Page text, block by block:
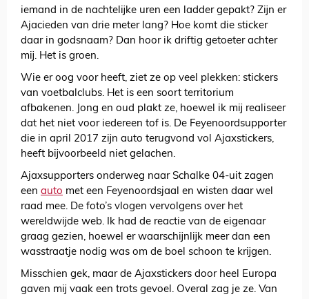
iemand in de nachtelijke uren een ladder gepakt? Zijn er
Ajacieden van drie meter lang? Hoe komt die sticker
daar in godsnaam? Dan hoor ik driftig getoeter achter
mij. Het is groen.
Wie er oog voor heeft, ziet ze op veel plekken: stickers
van voetbalclubs. Het is een soort territorium
afbakenen. Jong en oud plakt ze, hoewel ik mij realiseer
dat het niet voor iedereen tof is. De Feyenoordsupporter
die in april 2017 zijn auto terugvond vol Ajaxstickers,
heeft bijvoorbeeld niet gelachen.
Ajaxsupporters onderweg naar Schalke 04-uit zagen
een auto met een Feyenoordsjaal en wisten daar wel
raad mee. De foto’s vlogen vervolgens over het
wereldwijde web. Ik had de reactie van de eigenaar
graag gezien, hoewel er waarschijnlijk meer dan een
wasstraatje nodig was om de boel schoon te krijgen.
Misschien gek, maar de Ajaxstickers door heel Europa
gaven mij vaak een trots gevoel. Overal zag je ze. Van